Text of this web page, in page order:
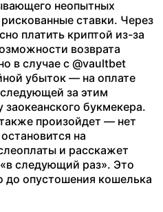
неопытных
ставки. Через
платить криптой из-за
возврата
в случае с @vaultbet
убыток — на оплате
за этим
заокеанского букмекера.
произойдет — нет
на
и расскажет
следующий раз». Это
до опустошения кошелька